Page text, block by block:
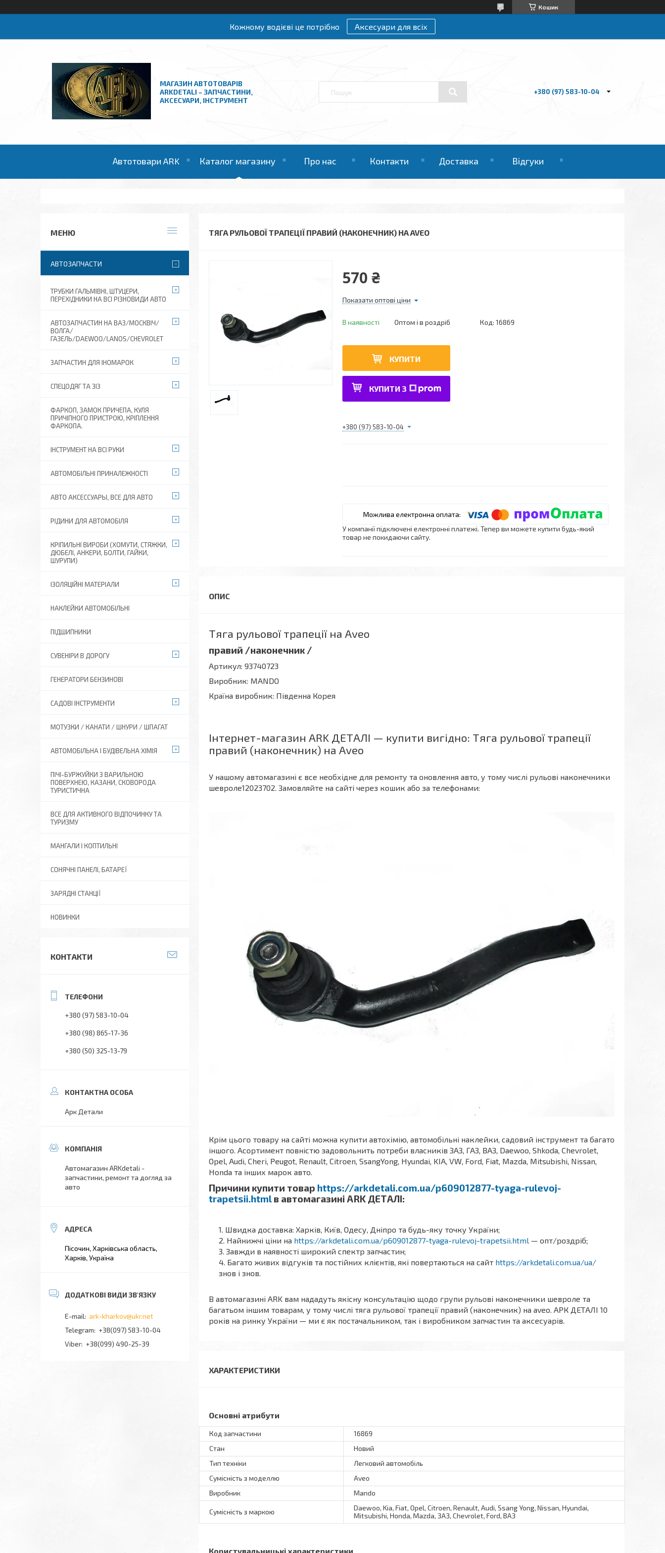
Кошик
Кожному водієві це потрібно Аксесуари для всіх
МАГАЗИН АВТОТОВАРІВ
ARKDETALI – ЗАПЧАСТИНИ,
АКСЕСУАРИ, ІНСТРУМЕНТ
+380 (97) 583-10-04
Автотовари ARK Каталог магазину Про нас Контакти Доставка Відгуки
ТЯГА РУЛЬОВОЇ ТРАПЕЦІЇ ПРАВИЙ (НАКОНЕЧНИК) НА AVEO
570 ₴
Показати оптові ціни
В наявності Оптом і в роздріб Код: 16869
КУПИТИ
КУПИТИ З
+380 (97) 583-10-04
У компанії підключені електронні платежі. Тепер ви можете купити будь-який
товар не покидаючи сайту.
Тяга рульової трапеції на Aveo
правий /наконечник /
Артикул: 93740723
Виробник: MANDO
Країна виробник: Південна Корея
Інтернет-магазин ARK ДЕТАЛІ — купити вигідно: Тяга рульової трапеції
правий (наконечник) на Aveo
У нашому автомагазині є все необхідне для ремонту та оновлення авто, у тому числі рульові наконечники
шевроле12023702. Замовляйте на сайті через кошик або за телефонами:
Крім цього товару на сайті можна купити автохімію, автомобільні наклейки, садовий інструмент та багато
іншого. Асортимент повністю задовольнить потреби власників ЗАЗ, ГАЗ, ВАЗ, Daewoo, Shkoda, Chevrolet,
Opel, Audi, Cheri, Peugot, Renault, Citroen, SsangYong, Hyundai, KIA, VW, Ford, Fiat, Mazda, Mitsubishi, Nissan,
Honda та інших марок авто.
Причини купити товар https://arkdetali.com.ua/p609012877-tyaga-rulevoj-
trapetsii.htmlв автомагазині ARK ДЕТАЛІ:
Швидка доставка: Харків, Київ, Одесу, Дніпро та будь-яку точку України;
Найнижчі ціни на https://arkdetali.com.ua/p609012877-tyaga-rulevoj-trapetsii.html — опт/роздріб;
Завжди в наявності широкий спектр запчастин;
Багато живих відгуків та постійних клієнтів, які повертаються на сайт https://arkdetali.com.ua/ua/
знов і знов.
В автомагазині ARK вам нададуть якісну консультацію щодо групи рульові наконечники шевроле та
багатьом іншим товарам, у тому числі тяга рульової трапеції правий (наконечник) на aveo. АРК ДЕТАЛІ 10
років на ринку України — ми є як постачальником, так і виробником запчастин та аксесуарів.
ХАРАКТЕРИСТИКИ
Основні атрибути
Код запчастини
16869
Стан
Новий
Тип техніки
Легковий автомобіль
Сумісність з моделлю
Aveo
Виробник
Mando
Сумісність з маркою
Daewoo, Kia, Fiat, Opel, Citroen, Renault, Audi, Ssang Yong, Nissan, Hyundai,
Mitsubishi, Honda, Mazda, ЗАЗ, Chevrolet, Ford, ВАЗ
Користувальницькі характеристики
АВТОЗАПЧАСТИ
ТРУБКИ ГАЛЬМІВНІ, ШТУЦЕРИ,
ПЕРЕХІДНИКИ НА ВСІ РІЗНОВИДИ АВТО
АВТОЗАПЧАСТИН НА ВАЗ/МОСКВІЧ/
ВОЛГА/
ГАЗЕЛЬ/DAEWOO/LANOS/CHEVROLET
ЗАПЧАСТИН ДЛЯ ІНОМАРОК
СПЕЦОДЯГ ТА ЗІЗ
ФАРКОП, ЗАМОК ПРИЧЕПА, КУЛЯ
ПРИЧІПНОГО ПРИСТРОЮ, КРІПЛЕННЯ
ФАРКОПА.
ІНСТРУМЕНТ НА ВСІ РУКИ
АВТОМОБІЛЬНІ ПРИНАЛЕЖНОСТІ
АВТО АКСЕССУАРЫ, ВСЕ ДЛЯ АВТО
РІДИНИ ДЛЯ АВТОМОБІЛЯ
КРІПИЛЬНІ ВИРОБИ (ХОМУТИ, СТЯЖКИ,
ДЮБЕЛІ, АНКЕРИ, БОЛТИ, ГАЙКИ,
ШУРУПИ)
ІЗОЛЯЦІЙНІ МАТЕРІАЛИ
НАКЛЕЙКИ АВТОМОБІЛЬНІ
ПІДШИПНИКИ
СУВЕНІРИ В ДОРОГУ
ГЕНЕРАТОРИ БЕНЗИНОВІ
САДОВІ ІНСТРУМЕНТИ
МОТУЗКИ / КАНАТИ / ШНУРИ / ШПАГАТ
АВТОМОБІЛЬНА І БУДІВЕЛЬНА ХІМІЯ
ПІЧІ-БУРЖУЙКИ З ВАРИЛЬНОЮ
ПОВЕРХНЕЮ, КАЗАНИ, СКОВОРОДА
ТУРИСТИЧНА
ВСЕ ДЛЯ АКТИВНОГО ВІДПОЧИНКУ ТА
ТУРИЗМУ
МАНГАЛИ І КОПТИЛЬНІ
СОНЯЧНІ ПАНЕЛІ, БАТАРЕЇ
ЗАРЯДНІ СТАНЦІЇ
НОВИНКИ
КОНТАКТИ
+380 (97) 583-10-04
+380 (98) 865-17-36
+380 (50) 325-13-79
Арк Детали
Автомагазин ARKdetali -
запчастини, ремонт та догляд за
авто
Пісочин, Харківська область,
Харків, Україна
ark-kharkov@ukr.net
+38(097) 583-10-04
+38(099) 490-25-39